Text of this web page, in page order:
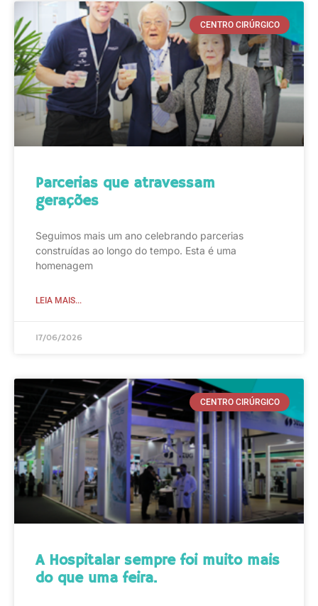
CENTRO CIRÚRGICO
Parcerias que atravessam
gerações
Seguimos mais um ano celebrando parcerias
construídas ao longo do tempo. Esta é uma
homenagem
LEIA MAIS...
17/06/2026
CENTRO CIRÚRGICO
A Hospitalar sempre foi muito mais
do que uma feira.